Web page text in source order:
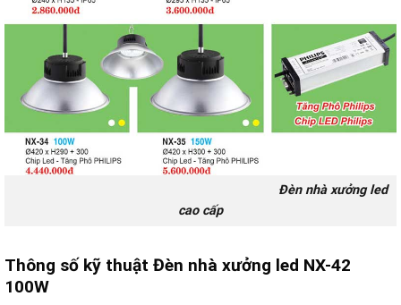
Đèn nhà xưởng led
cao cấp
Thông số kỹ thuật Đèn nhà xưởng led NX-42
100W